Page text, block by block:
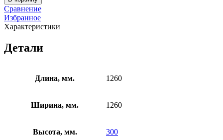
секционная
Песочница
4
секционная
Сравнение
Избранное
Характеристики
Детали
Длина, мм. 1260
Ширина, мм. 1260
Высота, мм. 300